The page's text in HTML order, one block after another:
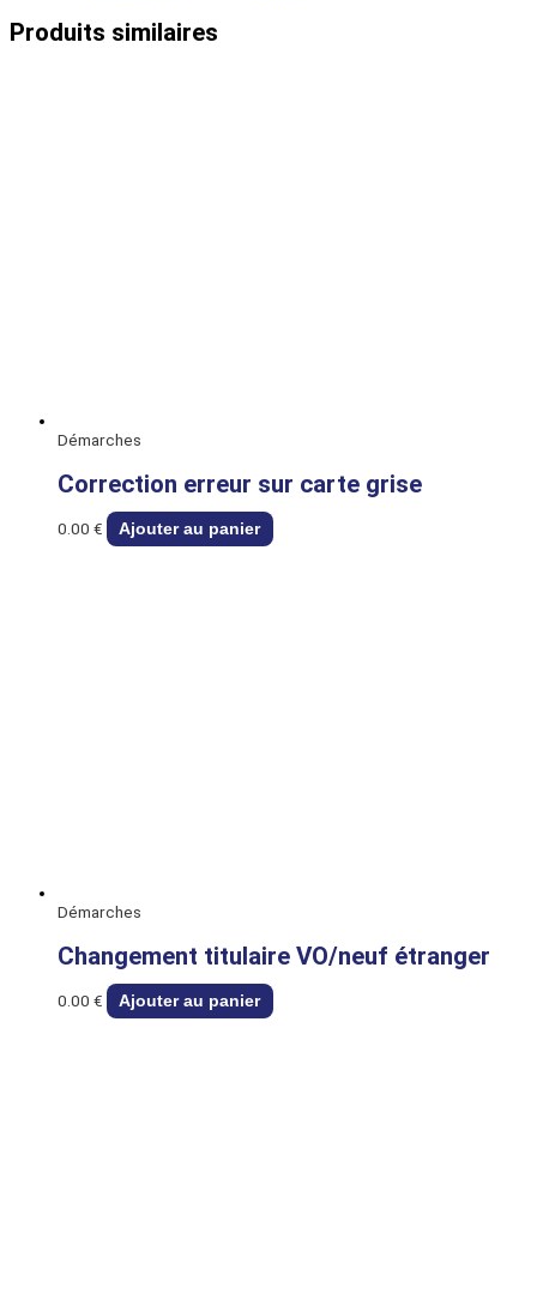
Produits similaires
Démarches
Correction erreur sur carte grise
0.00 € Ajouter au panier
Démarches
Changement titulaire VO/neuf étranger
0.00 € Ajouter au panier